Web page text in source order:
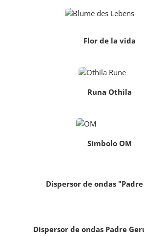
Flor de la vida
Runa Othila
Símbolo OM
Dispersor de ondas
Dispersor de ondas Padre